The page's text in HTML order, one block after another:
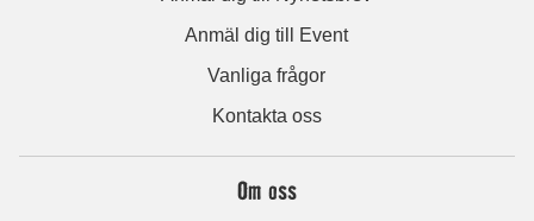
Anmäl dig till Event
Vanliga frågor
Kontakta oss
Om oss